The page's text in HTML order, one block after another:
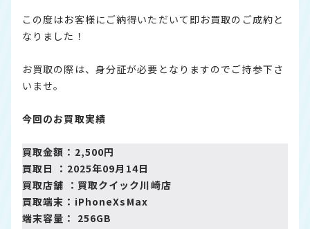
この度はお客様にご納得いただいて即お買取のご成約と
なりました！
お買取の際は、身分証が必要となりますのでご持参下さ
いませ。
今回のお買取実績
買取金額：2,500円
買取日 ：2025年09月14日
買取店舗 ： 買取クイック川崎店
買取端末：iPhoneXsMax
端末容量： 256GB